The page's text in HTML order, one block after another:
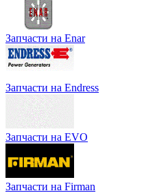
Запчасти на Enar
Запчасти на Endress
Запчасти на EVO
Запчасти на Firman